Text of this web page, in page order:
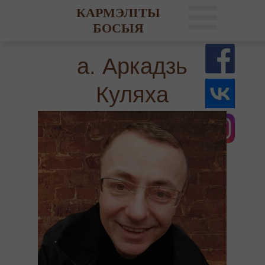
а. Аркадзь
Куляха
КАРМЭЛІТЫ
БОСЫЯ